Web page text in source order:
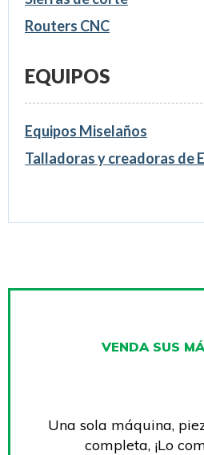
Routers CNC
EQUIPOS
Equipos Miselaños
Talladoras y creadoras de
VENDA SUS
Una sola máquina,
completa, ¡Lo